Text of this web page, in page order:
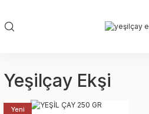
Yeşilçay Ekşi
Yeni